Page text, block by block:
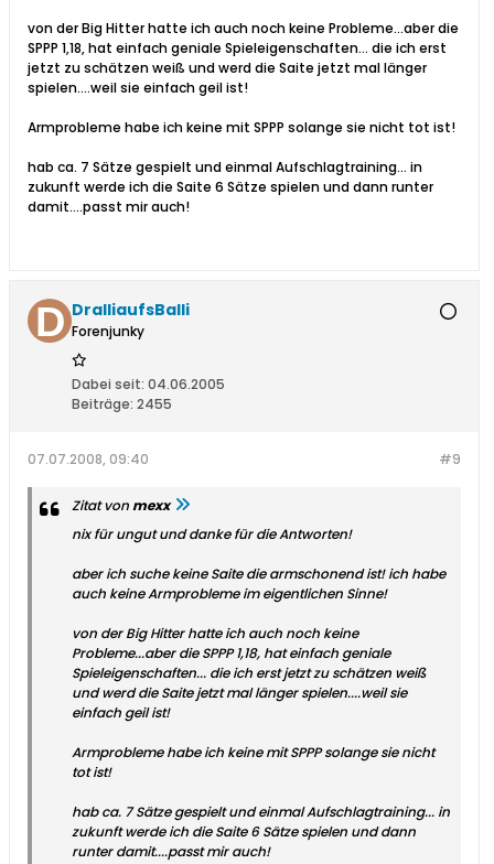
von der Big Hitter hatte ich auch noch keine Probleme...aber die
SPPP 1,18, hat einfach geniale Spieleigenschaften... die ich erst
jetzt zu schätzen weiß und werd die Saite jetzt mal länger
spielen....weil sie einfach geil ist!
Armprobleme habe ich keine mit SPPP solange sie nicht tot ist!
hab ca. 7 Sätze gespielt und einmal Aufschlagtraining... in
zukunft werde ich die Saite 6 Sätze spielen und dann runter
damit....passt mir auch!
DralliaufsBalli
Forenjunky
Dabei seit: 04.06.2005
Beiträge: 2455
#9
07.07.2008, 09:40
Zitat vonmexx
nix für ungut und danke für die Antworten!
aber ich suche keine Saite die armschonend ist! ich habe
auch keine Armprobleme im eigentlichen Sinne!
von der Big Hitter hatte ich auch noch keine
Probleme...aber die SPPP 1,18, hat einfach geniale
Spieleigenschaften... die ich erst jetzt zu schätzen weiß
und werd die Saite jetzt mal länger spielen....weil sie
einfach geil ist!
Armprobleme habe ich keine mit SPPP solange sie nicht
tot ist!
hab ca. 7 Sätze gespielt und einmal Aufschlagtraining... in
zukunft werde ich die Saite 6 Sätze spielen und dann
runter damit....passt mir auch!